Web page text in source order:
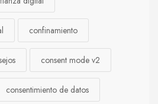
confinamiento
consent mode v2
consentimiento de datos